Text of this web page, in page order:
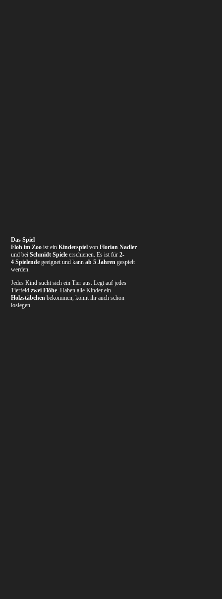
Das Spiel
Floh im Zoo ist einKinderspiel vonFlorian Nadler
und beiSchmidt Spiele erschienen. Es ist für2-
4 Spielende geeignet und kannab 5 Jahren gespielt
werden.
Jedes Kind sucht sich ein Tier aus. Legt auf jedes
Tierfeldzwei Flöhe. Haben alle Kinder ein
Holzstäbchen bekommen, könnt ihr auch schon
loslegen.